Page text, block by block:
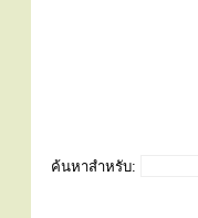
ค้นหาสำหรับ: